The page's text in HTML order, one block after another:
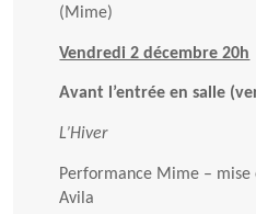
(Mime)
Vendredi 2 décembre 20h
Avant l’entrée en salle
L’Hiver
Performance Mime – mise
Avila